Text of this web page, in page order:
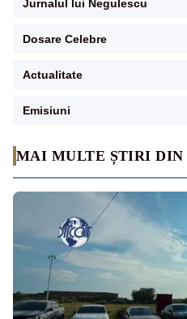
MAI MULTE ȘTIRI DIN
Jurnalul lui Negulescu
Dosare Celebre
Actualitate
Emisiuni